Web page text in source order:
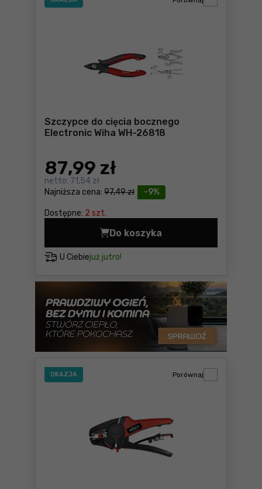
Szczypce do cięcia bocznego
Electronic Wiha WH-26818
-9%
Najniższa cena: 97,49 zł
87,99 zł
netto: 71,54 zł
Dostępne: 2 szt.
U Ciebiejuż jutro!
Do koszyka
Szczypce do cięcia
OKAZJA Porównaj